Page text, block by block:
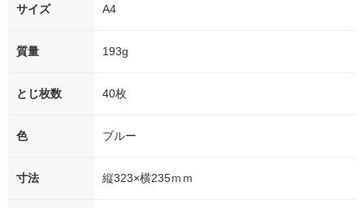
サイズ A4
質量 193g
とじ枚数 40枚
色 ブルー
寸法 縦323×横235ｍｍ